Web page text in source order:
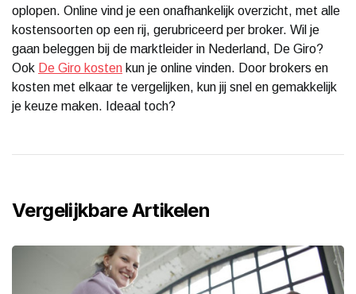
oplopen. Online vind je een onafhankelijk overzicht, met alle
kostensoorten op een rij, gerubriceerd per broker. Wil je
gaan beleggen bij de marktleider in Nederland, De Giro?
Ook De Giro kosten kun je online vinden. Door brokers en
kosten met elkaar te vergelijken, kun jij snel en gemakkelijk
je keuze maken. Ideaal toch?
Vergelijkbare Artikelen